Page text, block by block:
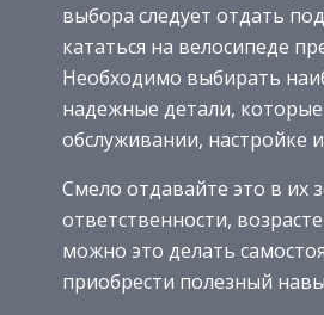
выбора следует отдать
кататься на велосипеде
Необходимо выбирать
надежные детали,
обслуживании, настройке
Смело отдавайте это в их
ответственности,
можно это делать
приобрести полезный